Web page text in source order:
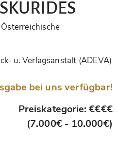
u. Verlagsanstalt (ADEVA)
bei uns verfügbar!
Preiskategorie: €€€€
(7.000€ - 10.000€)